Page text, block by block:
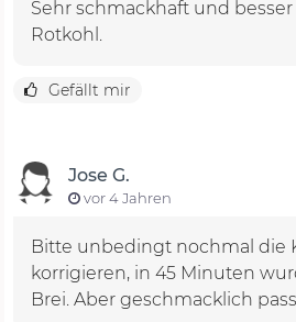
Sehr schmackhaft und
Rotkohl.
Gefällt mir
Jose G.
vor 4 Jahren
Bitte unbedingt nochmal die
korrigieren, in 45 Minuten
Brei. Aber geschmacklich